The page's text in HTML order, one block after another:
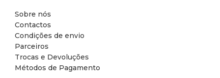
Sobre nós
Contactos
Condições de envio
Parceiros
Trocas e Devoluções
Métodos de Pagamento